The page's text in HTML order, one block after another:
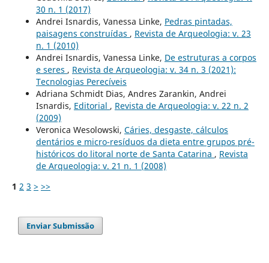
30 n. 1 (2017)
Andrei Isnardis, Vanessa Linke, Pedras pintadas,
paisagens construídas , Revista de Arqueologia: v. 23
n. 1 (2010)
Andrei Isnardis, Vanessa Linke, De estruturas a corpos
e seres , Revista de Arqueologia: v. 34 n. 3 (2021):
Tecnologias Perecíveis
Adriana Schmidt Dias, Andres Zarankin, Andrei
Isnardis, Editorial , Revista de Arqueologia: v. 22 n. 2
(2009)
Veronica Wesolowski, Cáries, desgaste, cálculos
dentários e micro-resíduos da dieta entre grupos pré-
históricos do litoral norte de Santa Catarina , Revista
de Arqueologia: v. 21 n. 1 (2008)
1 2 3 > >>
Enviar Submissão